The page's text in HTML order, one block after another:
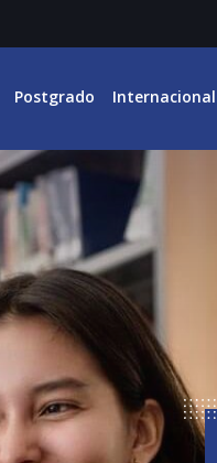
Postgrado Internacional